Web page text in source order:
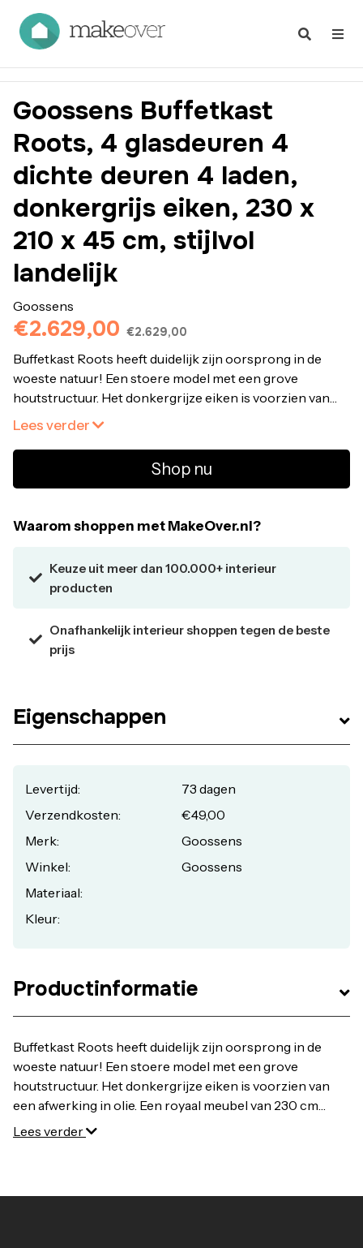
Goossens Buffetkast
Roots, 4 glasdeuren 4
dichte deuren 4 laden,
donkergrijs eiken, 230 x
210 x 45 cm, stijlvol
landelijk
Goossens
€2.629,00 €2.629,00
Buffetkast Roots heeft duidelijk zijn oorsprong in de
woeste natuur! Een stoere model met een grove
houtstructuur. Het donkergrijze eiken is voorzien van
een afwerking in olie. Een royaal meubel van 230 cm
voorzien van een degelijk soft closing systeem. Het
servies kan zich geen beter plekje wensen!
Lees verder
Shop nu
Waarom shoppen met MakeOver.nl?
Keuze uit meer dan 100.000+ interieur
producten
Onafhankelijk interieur shoppen tegen de beste
prijs
Eigenschappen
Levertijd:
73 dagen
Verzendkosten:
€49,00
Merk:
Goossens
Winkel:
Goossens
Materiaal:
Kleur:
Productinformatie
Buffetkast Roots heeft duidelijk zijn oorsprong in de
woeste natuur! Een stoere model met een grove
houtstructuur. Het donkergrijze eiken is voorzien van
een afwerking in olie. Een royaal meubel van 230 cm
breed, met 4 glasdeuren, 4 dichte deuren en 4 lades, allen
Lees verder